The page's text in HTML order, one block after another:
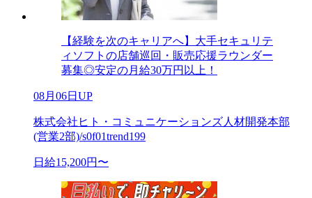
【経験を次のキャリアへ】大手セキュリテ
ィソフトの店舗巡回・販売応援ラウンダー
募集◎安定の月給30万円以上！
08月06日UP
株式会社ヒト・コミュニケーションズ人材開発本部
(営業2部)/s0f01trend199
日給15,200円〜